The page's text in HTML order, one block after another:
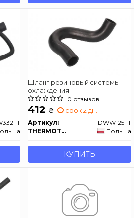
Шланг резиновый системы
охлаждения
0 отзывов
412 ₴ срок 2 дн.
Артикул:
DWW125TT
THERMOTEC
Польша
КУПИТЬ